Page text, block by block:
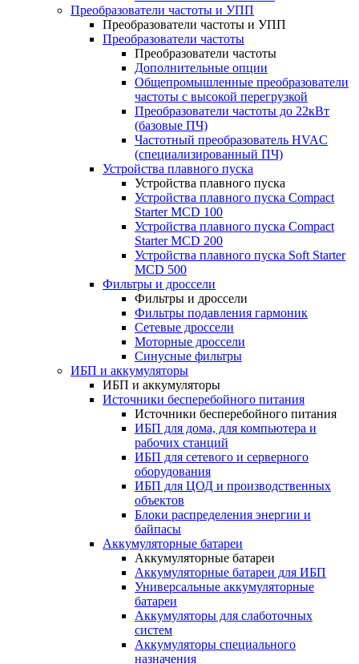
Преобразователи частоты и УПП
Преобразователи частоты и УПП
Преобразователи частоты
Преобразователи частоты
Дополнительные опции
Общепромышленные преобразователи
частоты с высокой перегрузкой
Преобразователи частоты до 22кВт
(базовые ПЧ)
Частотный преобразователь HVAC
(специализированный ПЧ)
Устройства плавного пуска
Устройства плавного пуска
Устройства плавного пуска Compact
Starter MCD 100
Устройства плавного пуска Compact
Starter MCD 200
Устройства плавного пуска Soft Starter
MCD 500
Фильтры и дроссели
Фильтры и дроссели
Фильтры подавления гармоник
Сетевые дроссели
Моторные дроссели
Синусные фильтры
ИБП и аккумуляторы
ИБП и аккумуляторы
Источники бесперебойного питания
Источники бесперебойного питания
ИБП для дома, для компьютера и
рабочих станций
ИБП для сетевого и серверного
оборудования
ИБП для ЦОД и производственных
объектов
Блоки распределения энергии и
байпасы
Аккумуляторные батареи
Аккумуляторные батареи
Аккумуляторные батареи для ИБП
Универсальные аккумуляторные
батареи
Аккумуляторы для слаботочных
систем
Аккумуляторы специального
назначения